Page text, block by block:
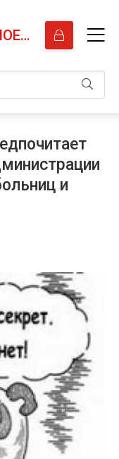
ТВЕРСКОЕ ОБЛАСТНОЕ ОТДЕЛЕНИЕ КПРФ
и